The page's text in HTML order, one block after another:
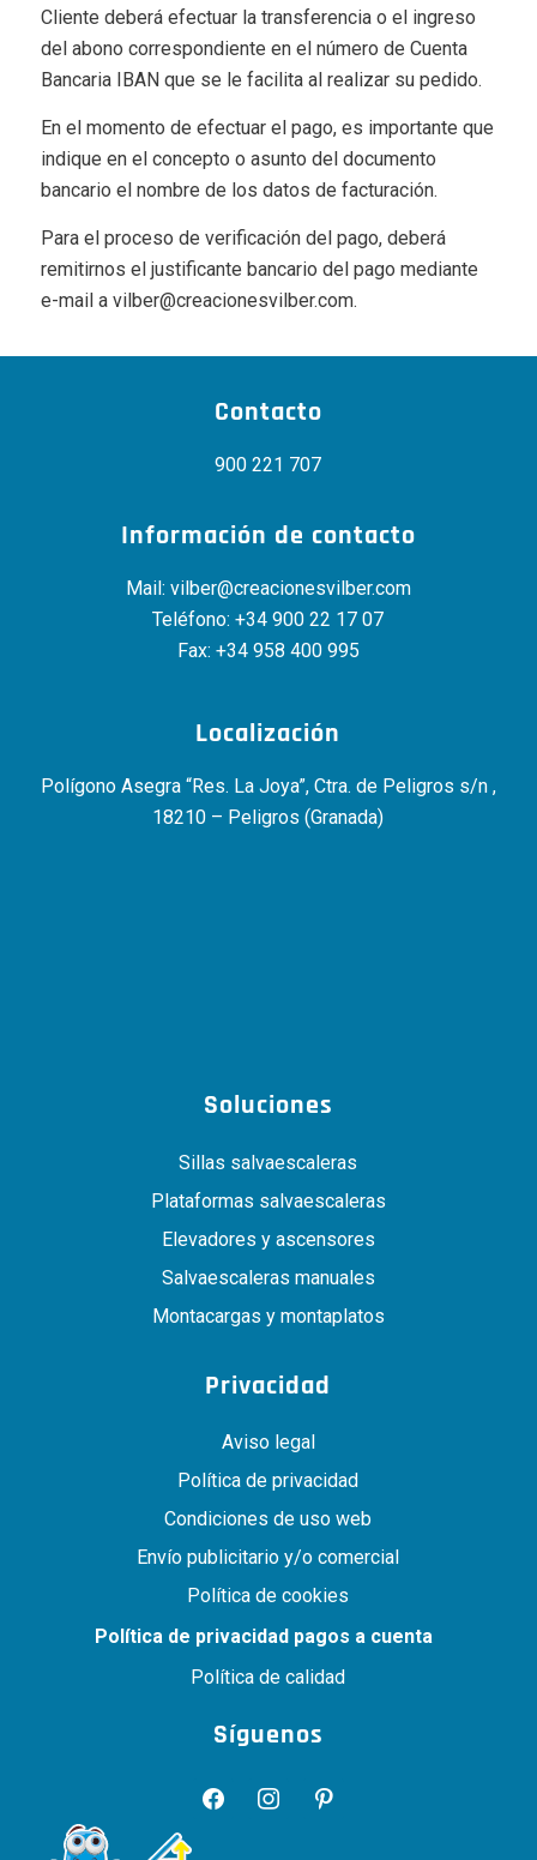
Cliente deberá efectuar la transferencia o el ingreso
del abono correspondiente en el número de Cuenta
Bancaria IBAN que se le facilita al realizar su pedido.
En el momento de efectuar el pago, es importante que
indique en el concepto o asunto del documento
bancario el nombre de los datos de facturación.
Para el proceso de verificación del pago, deberá
remitirnos el justificante bancario del pago mediante
e-mail a vilber@creacionesvilber.com.
Contacto
900 221 707
Información de contacto
Mail: vilber@creacionesvilber.com
Teléfono:+34 900 22 17 07
Fax: +34 958 400 995
Localización
Polígono Asegra “Res. La Joya”, Ctra. de Peligros s/n ,
18210 – Peligros (Granada)
Soluciones
Sillas salvaescaleras
Plataformas salvaescaleras
Elevadores y ascensores
Salvaescaleras manuales
Montacargas y montaplatos
Privacidad
Aviso legal
Política de privacidad
Condiciones de uso web
Envío publicitario y/o comercial
Política de cookies
Política de privacidad pagos a cuenta
Política de calidad
Síguenos
facebookinstagrampinterest